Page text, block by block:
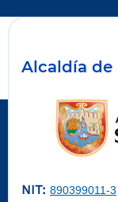
Alcaldía de
NIT: 890399011-3